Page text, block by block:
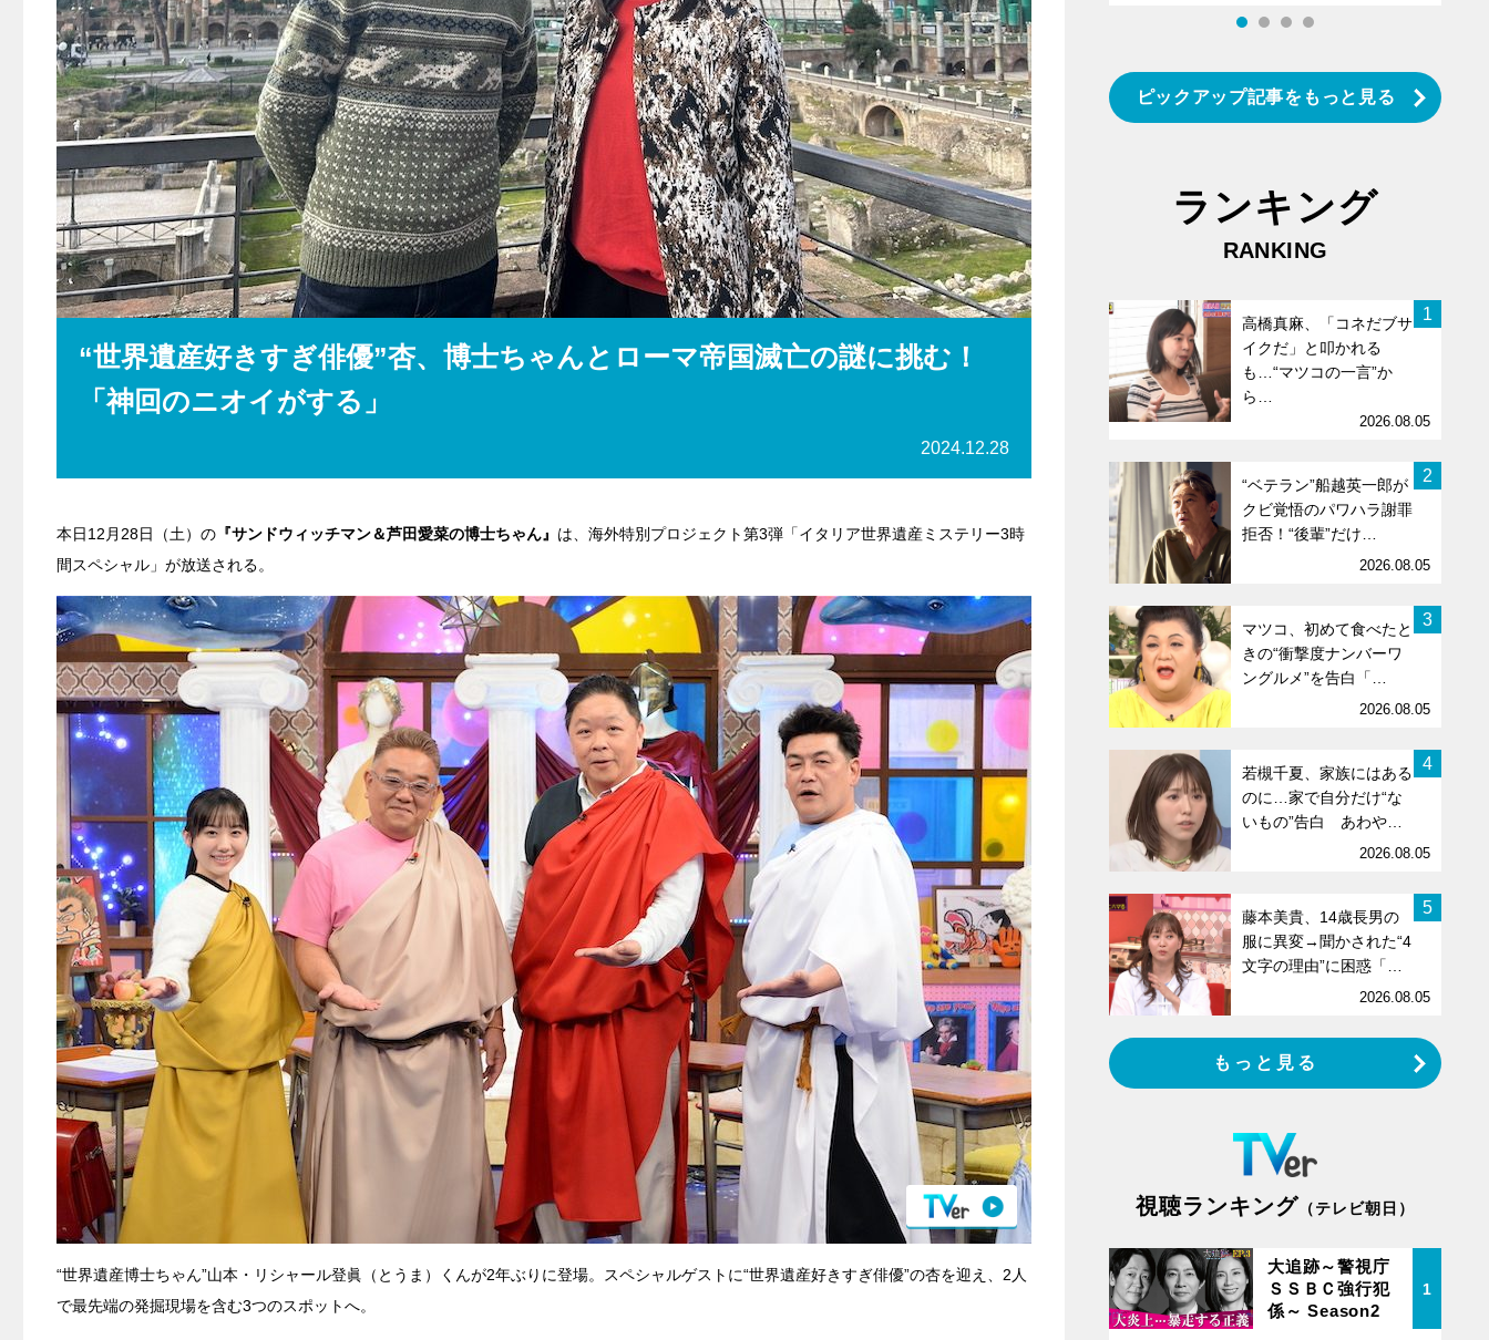
“世界遺産好きすぎ俳優”杏、博士ちゃんとローマ帝国滅亡の謎に挑む！
「神回のニオイがする」
2024.12.28
本日12月28日（土）の 『サンドウィッチマン＆芦田愛菜の博士ちゃん』 は、海外特別プロジェクト第3弾「イタリア世界遺産ミステリー3時
間スペシャル」が放送される。
“世界遺産博士ちゃん”山本・リシャール登眞（とうま）くんが2年ぶりに登場。スペシャルゲストに“世界遺産好きすぎ俳優”の杏を迎え、2人
で最先端の発掘現場を含む3つのスポットへ。
ピックアップ記事をもっと見る
ランキング
RANKING
1
高橋真麻、「コネだブサ
イクだ」と叩かれる
も…“マツコの一言”か
ら…
2026.08.05
2
“ベテラン”船越英一郎が
クビ覚悟のパワハラ謝罪
拒否！“後輩”だけ…
2026.08.05
3
マツコ、初めて食べたと
きの“衝撃度ナンバーワ
ングルメ”を告白「…
2026.08.05
4
若槻千夏、家族にはある
のに…家で自分だけ“な
いもの”告白 あわや…
2026.08.05
5
藤本美貴、14歳長男の
服に異変→聞かされた“4
文字の理由”に困惑「…
2026.08.05
もっと見る
視聴ランキング （テレビ朝日）
大追跡～警視庁
ＳＳＢＣ強行犯
係～ Season2
1